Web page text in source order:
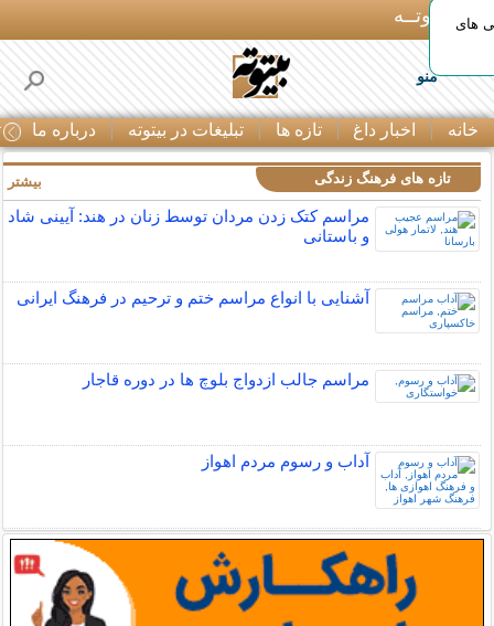
بـیتوتــه
منو
خانه اخبار داغ تازه ها تبلیغات در بیتوته درباره ما
های
تازه های فرهنگ زندگی
مراسم کتک زدن مردان توسط زنان در هند: آیینی شاد
و باستانی
آشنایی با انواع مراسم ختم و ترحیم در فرهنگ ایرانی
مراسم جالب ازدواج بلوچ ها در دوره قاجار
آداب و رسوم مردم اهواز
بیشتر